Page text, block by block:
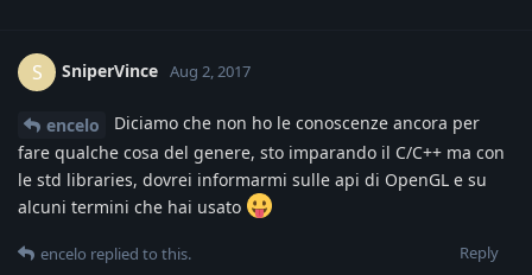
S SniperVince Aug 2, 2017
encelo
Diciamo che non ho le conoscenze ancora per
fare qualche cosa del genere, sto imparando il C/C++ ma con
le std libraries, dovrei informarmi sulle api di OpenGL e su
alcuni termini che hai usato
Reply
encelo replied to this.